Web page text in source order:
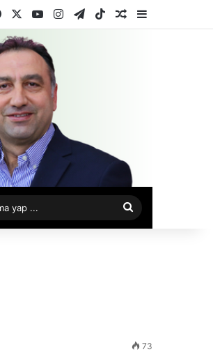
FacebookYouTubeInstagram
TelegramTikTokRastgele Makale
Kenar
Arama
yap
73